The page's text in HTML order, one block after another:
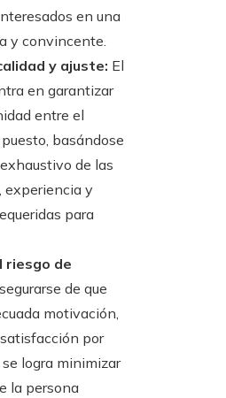
en una
y convincente.
y ajuste: El
en garantizar
entre el
basándose
de las
experiencia y
para
riesgo de
de que
motivación,
por
logra minimizar
la persona